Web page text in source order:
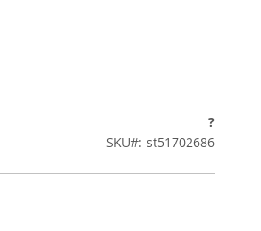
?
SKU
st51702686